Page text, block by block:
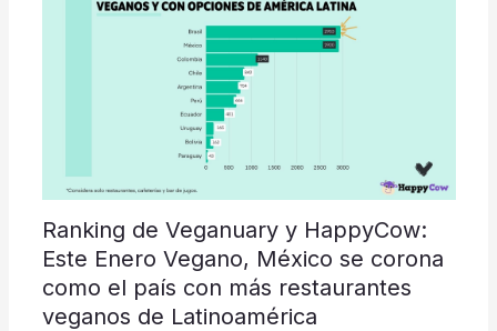
Ranking de Veganuary y HappyCow:
Este Enero Vegano, México se corona
como el país con más restaurantes
veganos de Latinoamérica